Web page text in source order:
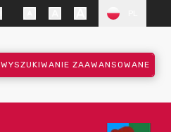
WYSZUKIWANIE ZAAWANSOWANE